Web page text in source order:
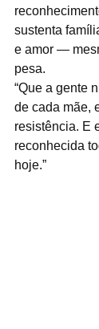
sustenta
e amor —
pesa.
“Que a gente
de cada mãe,
resistência. E
reconhecida
hoje.”